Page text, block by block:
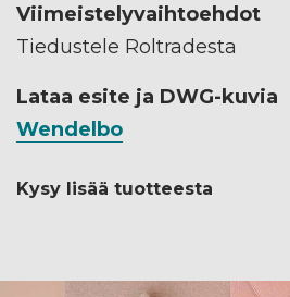
Viimeistelyvaihtoehdot
Tiedustele Roltradesta
Lataa esite ja DWG-kuvia
Wendelbo
Kysy lisää tuotteesta